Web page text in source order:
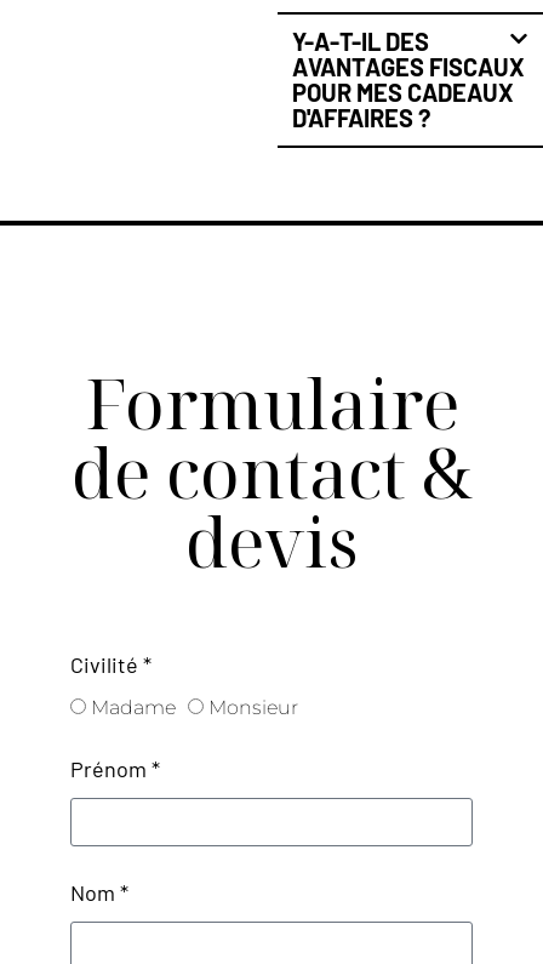
Y-A-T-IL DES
AVANTAGES FISCAUX
POUR MES CADEAUX
D'AFFAIRES ?
Formulaire
de contact &
devis
Civilité *
Madame Monsieur
Prénom *
Nom *